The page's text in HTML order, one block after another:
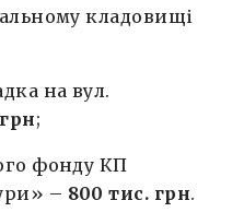
кладовищі
на вул.
;
фонду КП
– 800 тис. грн.